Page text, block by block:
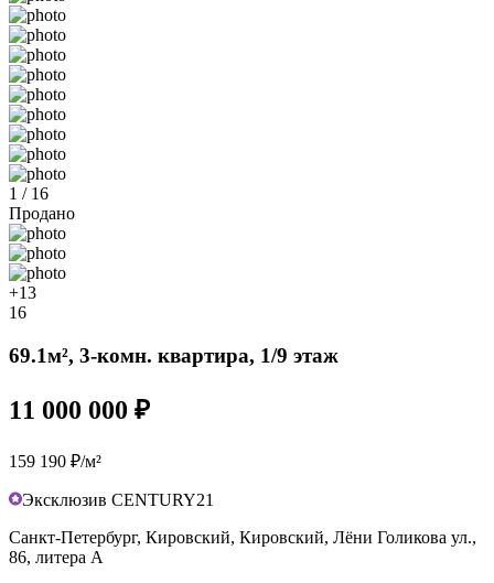
1 / 16
Продано
+13
16
69.1м², 3-комн. квартира, 1/9 этаж
11 000 000 ₽
159 190 ₽/м²
Эксклюзив CENTURY21
Санкт-Петербург, Кировский, Кировский, Лёни Голикова ул.,
86, литера А